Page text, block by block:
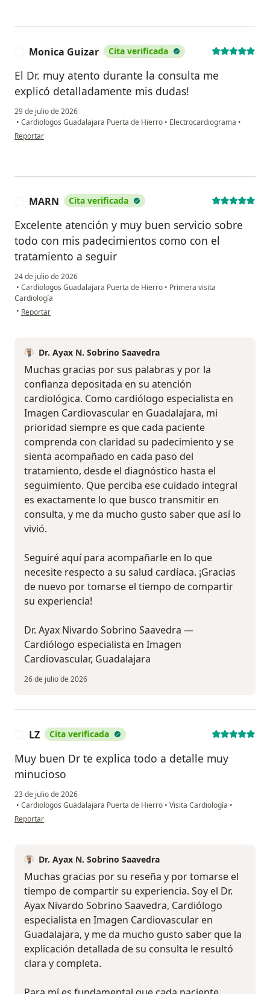
Monica Guizar Cita verificada
El Dr. muy atento durante la consulta me
explicó detalladamente mis dudas!
29 de julio de 2026
• Cardiologos Guadalajara Puerta de Hierro • Electrocardiograma •
en opinión del usuario Monica Guizar
Reportar
MARN Cita verificada
Excelente atención y muy buen servicio sobre
todo con mis padecimientos como con el
tratamiento a seguir
24 de julio de 2026
• Cardiologos Guadalajara Puerta de Hierro • Primera visita
Cardiología
• en opinión del usuario MARN
Reportar
Dr. Ayax N. Sobrino Saavedra
Muchas gracias por sus palabras y por la
confianza depositada en su atención
cardiológica. Como cardiólogo especialista en
Imagen Cardiovascular en Guadalajara, mi
prioridad siempre es que cada paciente
comprenda con claridad su padecimiento y se
sienta acompañado en cada paso del
tratamiento, desde el diagnóstico hasta el
seguimiento. Que perciba ese cuidado integral
es exactamente lo que busco transmitir en
consulta, y me da mucho gusto saber que así lo
vivió.
Seguiré aquí para acompañarle en lo que
necesite respecto a su salud cardíaca. ¡Gracias
de nuevo por tomarse el tiempo de compartir
su experiencia! ‍
Dr. Ayax Nivardo Sobrino Saavedra —
Cardiólogo especialista en Imagen
Cardiovascular, Guadalajara ‍
26 de julio de 2026
LZ Cita verificada
Muy buen Dr te explica todo a detalle muy
minucioso
23 de julio de 2026
• Cardiologos Guadalajara Puerta de Hierro • Visita Cardiología •
en opinión del usuario LZ
Reportar
Dr. Ayax N. Sobrino Saavedra
Muchas gracias por su reseña y por tomarse el
tiempo de compartir su experiencia. Soy el Dr.
Ayax Nivardo Sobrino Saavedra, Cardiólogo
especialista en Imagen Cardiovascular en
Guadalajara, y me da mucho gusto saber que la
explicación detallada de su consulta le resultó
clara y completa.